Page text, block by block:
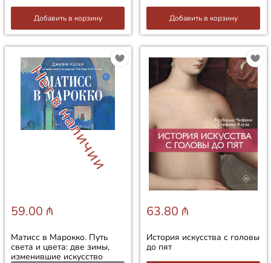
Добавить в корзину Добавить в корзину
Нет в наличии
59.00 ₼
Матисс в Марокко. Путь
света и цвета: две зимы,
изменившие искусство
63.80 ₼
История искусства с головы
до пят